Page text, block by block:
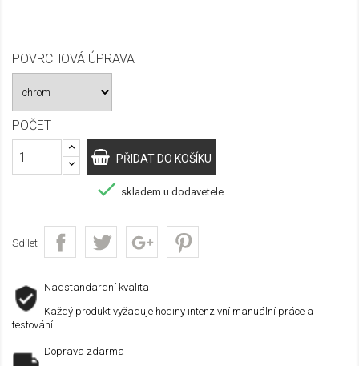
POVRCHOVÁ ÚPRAVA
POČET
PŘIDAT DO KOŠÍKU
 skladem u dodavetele
Sdílet
Nadstandardní kvalita
Každý produkt vyžaduje hodiny intenzivní manuální práce a
testování.
Doprava zdarma